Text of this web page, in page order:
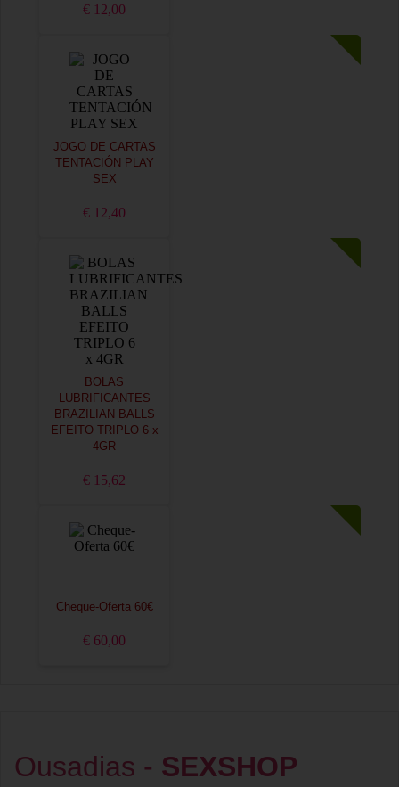
€ 12,00
JOGO DE CARTAS
TENTACIÓN PLAY
SEX
€ 12,40
BOLAS
LUBRIFICANTES
BRAZILIAN BALLS
EFEITO TRIPLO 6 x
4GR
€ 15,62
Cheque-Oferta 60€
€ 60,00
Ousadias - SEXSHOP